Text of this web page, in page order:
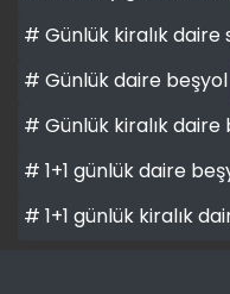
# Günlük kiralık daire
# Günlük daire beşyol
# Günlük kiralık daire
# 1+1 günlük daire
# 1+1 günlük kiralık